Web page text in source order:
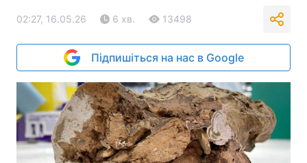
02:27, 16.05.26 6 хв. 13498
Підпишіться на нас в Google